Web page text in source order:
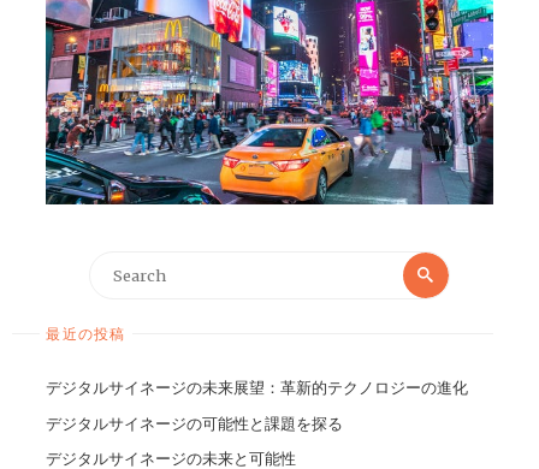
最近の投稿
デジタルサイネージの未来展望：革新的テクノロジーの進化
デジタルサイネージの可能性と課題を探る
デジタルサイネージの未来と可能性